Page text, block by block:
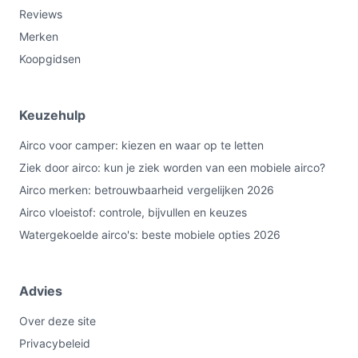
Reviews
Merken
Koopgidsen
Keuzehulp
Airco voor camper: kiezen en waar op te letten
Ziek door airco: kun je ziek worden van een mobiele airco?
Airco merken: betrouwbaarheid vergelijken 2026
Airco vloeistof: controle, bijvullen en keuzes
Watergekoelde airco's: beste mobiele opties 2026
Advies
Over deze site
Privacybeleid